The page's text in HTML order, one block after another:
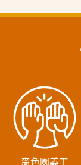
嗇色園義工